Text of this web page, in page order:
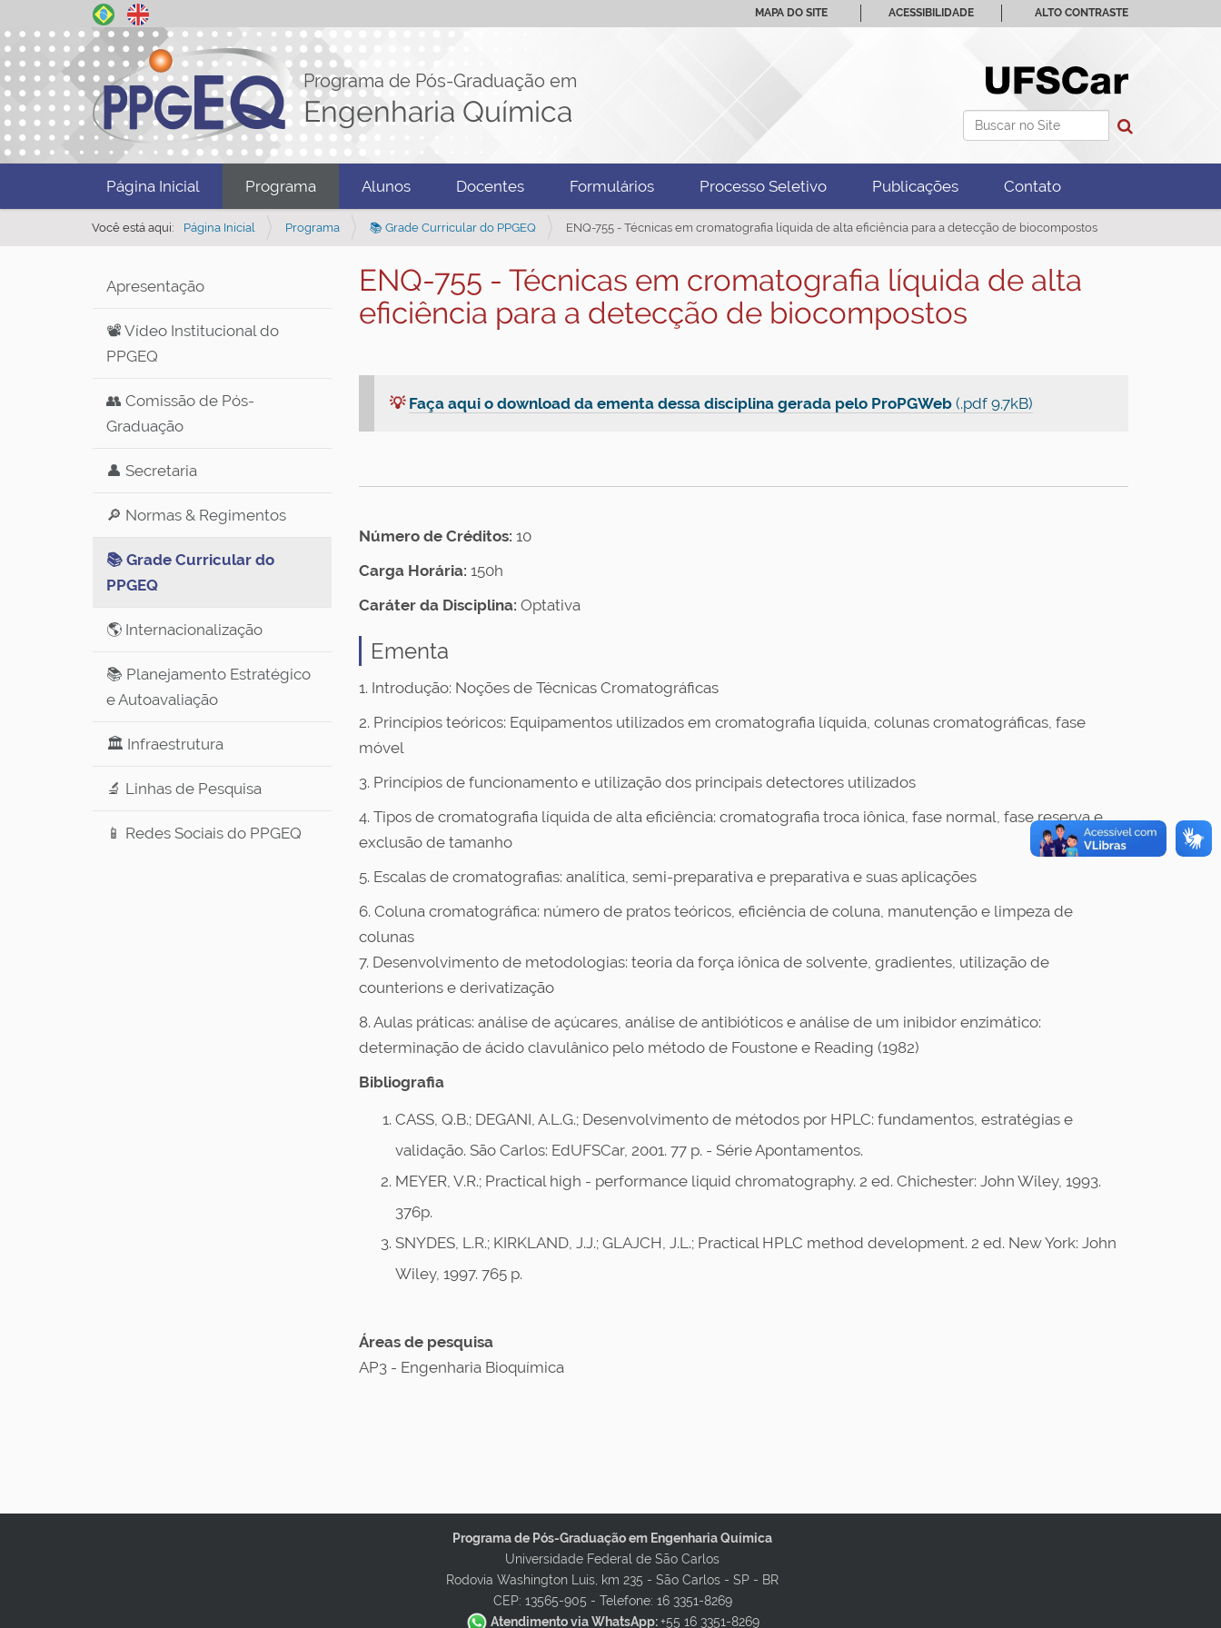
Programa de Pós-Graduação em
Engenharia Química Busca
MAPA DO SITE ACESSIBILIDADE ALTO CONTRASTE
Página Inicial Programa Alunos Docentes Formulários Processo Seletivo Publicações Contato
Você está aqui: Página Inicial Programa 📚 Grade Curricular do PPGEQ ENQ-755 - Técnicas em cromatografia líquida de alta eficiência para a detecção de biocompostos
Apresentação
📽️ Vídeo Institucional do
PPGEQ
👥 Comissão de Pós-
Graduação
👤 Secretaria
🔎 Normas & Regimentos
📚 Grade Curricular do
PPGEQ
🌎 Internacionalização
📚 Planejamento Estratégico
e Autoavaliação
🏛️ Infraestrutura
🔬 Linhas de Pesquisa
📱 Redes Sociais do PPGEQ
ENQ-755 - Técnicas em cromatografia líquida de alta
eficiência para a detecção de biocompostos
💡 Faça aqui o download da ementa dessa disciplina gerada pelo ProPGWeb (.pdf 9.7kB)
Número de Créditos: 10
Carga Horária: 150h
Caráter da Disciplina: Optativa
Ementa
1. Introdução: Noções de Técnicas Cromatográficas
2. Princípios teóricos: Equipamentos utilizados em cromatografia líquida, colunas cromatográficas, fase
móvel
3. Princípios de funcionamento e utilização dos principais detectores utilizados
4. Tipos de cromatografia líquida de alta eficiência: cromatografia troca iônica, fase normal, fase reserva e
exclusão de tamanho
5. Escalas de cromatografias: analítica, semi-preparativa e preparativa e suas aplicações
6. Coluna cromatográfica: número de pratos teóricos, eficiência de coluna, manutenção e limpeza de
colunas
7. Desenvolvimento de metodologias: teoria da força iônica de solvente, gradientes, utilização de
counterions e derivatização
8. Aulas práticas: análise de açúcares, análise de antibióticos e análise de um inibidor enzimático:
determinação de ácido clavulânico pelo método de Foustone e Reading (1982)
Bibliografia
CASS, Q.B.; DEGANI, A.L.G.; Desenvolvimento de métodos por HPLC: fundamentos, estratégias e
validação. São Carlos: EdUFSCar, 2001. 77 p. - Série Apontamentos.
MEYER, V.R.; Practical high - performance liquid chromatography. 2 ed. Chichester: John Wiley, 1993.
376p.
SNYDES, L.R.; KIRKLAND, J.J.; GLAJCH, J.L.; Practical HPLC method development. 2 ed. New York: John
Wiley, 1997. 765 p.
Áreas de pesquisa
AP3 - Engenharia Bioquímica
Programa de Pós-Graduação em Engenharia Química
Universidade Federal de São Carlos
Rodovia Washington Luis, km 235 - São Carlos - SP - BR
CEP: 13565-905 - Telefone: 16 3351-8269
Atendimento via WhatsApp:+55 16 3351-8269